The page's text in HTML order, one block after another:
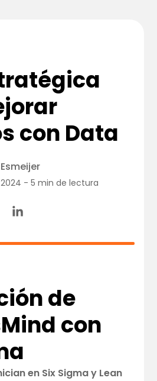
con Data
- 5 min de lectura
de
con
en Six Sigma y Lean